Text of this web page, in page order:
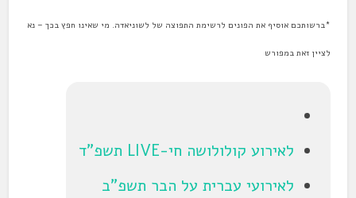
*ברשותכם אוסיף את הפונים לרשימת התפוצה של לשוניאדה. מי שאינו חפץ בכך – נא
לציין זאת במפורש
לאירוע קולולושה חי-LIVE תשפ"ד
לאירועי עברית על הבר תשפ"ב